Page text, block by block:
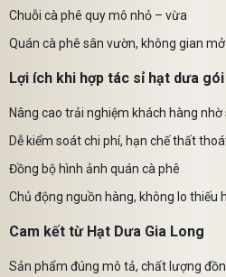
Chuỗi cà phê quy mô nhỏ – vừa
Quán cà phê sân vườn, không gian mở
Lợi ích khi hợp tác sỉ hạt dưa
Nâng cao trải nghiệm khách hàng
Dễ kiểm soát chi phí, hạn chế thất
Đồng bộ hình ảnh quán cà phê
Chủ động nguồn hàng, không lo thiếu
Cam kết từ Hạt Dưa Gia Long
Sản phẩm đúng mô tả, chất lượng